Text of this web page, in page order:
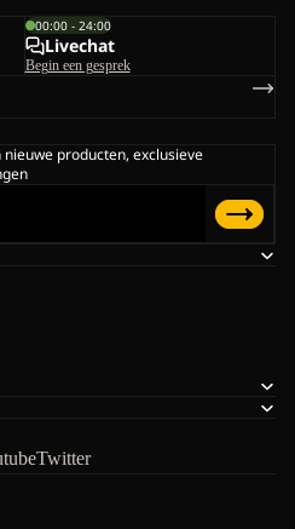
Twitter
00:00 - 24:00
Livechat
Begin een gesprek
producten, exclusieve